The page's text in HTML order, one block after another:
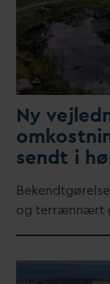
Ny
sendt i
og terrænnært